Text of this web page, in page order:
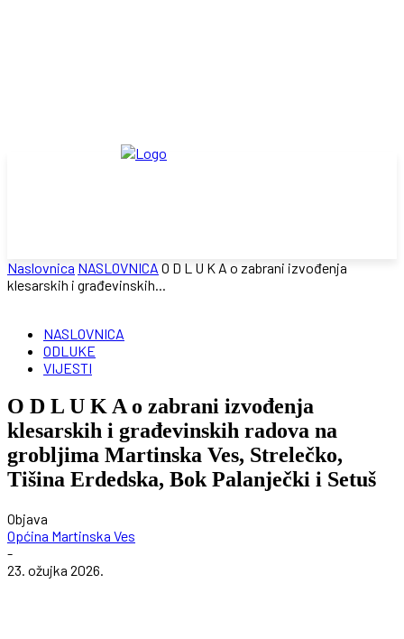
Naslovnica NASLOVNICA O D L U K A o zabrani izvođenja
klesarskih i građevinskih...
NASLOVNICA
ODLUKE
VIJESTI
O D L U K A o zabrani izvođenja
klesarskih i građevinskih radova na
grobljima Martinska Ves, Strelečko,
Tišina Erdedska, Bok Palanječki i Setuš
Objava
Općina Martinska Ves
-
23. ožujka 2026.